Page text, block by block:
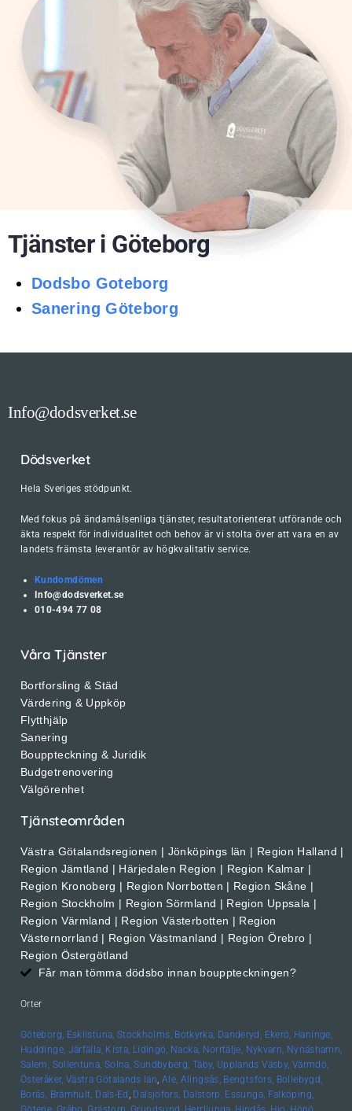
Tjänster i Göteborg
Dodsbo Goteborg
Sanering Göteborg
Info@dodsverket.se
Dödsverket
Hela Sveriges stödpunkt.
Med fokus på ändamålsenliga tjänster, resultatorienterat utförande och
äkta respekt för individualitet och behov är vi stolta över att vara en av
landets främsta leverantör av högkvalitativ service.
Kundomdömen
Info@dodsverket.se
010-494 77 08
Våra Tjänster
Bortforsling & Städ
Värdering & Uppköp
Flytthjälp
Sanering
Bouppteckning & Juridik
Budgetrenovering
Välgörenhet
Tjänsteområden
Västra Götalandsregionen | Jönköpings län | Region Halland |
Region Jämtland | Härjedalen Region | Region Kalmar |
Region Kronoberg | Region Norrbotten | Region Skåne |
Region Stockholm | Region Sörmland | Region Uppsala |
Region Värmland | Region Västerbotten | Region
Västernorrland | Region Västmanland | Region Örebro |
Region Östergötland
Får man tömma dödsbo innan bouppteckningen?
Orter
Göteborg, Eskilstuna, Stockholms, Botkyrka, Danderyd, Ekerö, Haninge,
Huddinge, Järfälla, Kista, Lidingö, Nacka, Norrtälje, Nykvarn, Nynäshamn,
Salem, Sollentuna, Solna, Sundbyberg, Täby, Upplands Väsby, Värmdö,
Österåker, Västra Götalands län, Ale, Alingsås, Bengtsfors, Bollebygd,
Borås, Brämhult, Dals-Ed , Dalsjöfors, Dalstorp, Essunga, Falköping,